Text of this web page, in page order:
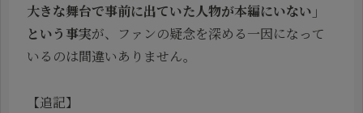
大きな舞台で事前に出ていた人物が本編にいない」
という事実が、ファンの疑念を深める一因になって
いるのは間違いありません。
【追記】